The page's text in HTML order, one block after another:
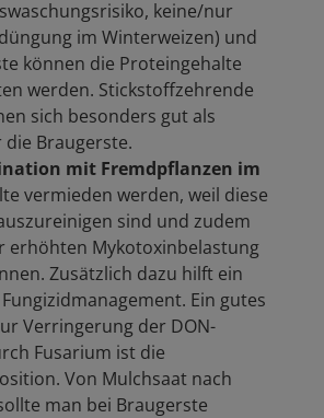
keine/nur
im Winterweizen) und
können die Proteingehalte
werden. Stickstoffzehrende
sich besonders gut als
Braugerste.
mit Fremdpflanzen im
vermieden werden, weil diese
sind und zudem
erhöhten Mykotoxinbelastung
Zusätzlich dazu hilft ein
Ein gutes
Verringerung der DON-
Fusarium ist die
Von Mulchsaat nach
man bei Braugerste